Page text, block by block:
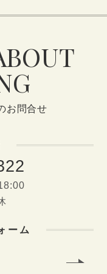
お問合せ
ーム